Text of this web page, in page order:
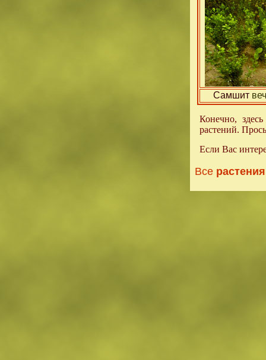
Самшит
Конечно,
растений.
Если Вас
Все растения